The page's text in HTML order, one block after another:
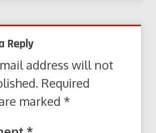
Reply
address will not
Required
marked *